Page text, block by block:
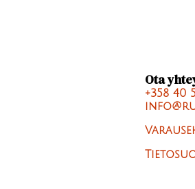
Ota
+358 40